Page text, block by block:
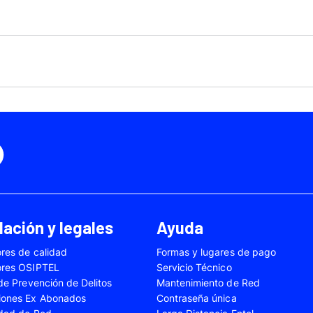
40 Neo
Fusión
Motorola Moto
Ed. Esp. Motorola Moto G20 Motorola Moto G200
Power Motorola Moto G31 Motorola Moto G35
Oppo Reno 6 Lite
Samsung Galaxy A03 Samsung Galaxy
Samsung Galaxy A05 Samsung Galaxy
Samsung Galaxy A14 Samsung Galaxy A15
y legales
de calidad
OSIPTEL
Prevención de Delitos
Ex Abonados
Ayuda
Formas y lugares de pago
Servicio Técnico
Mantenimiento de Red
Contraseña única